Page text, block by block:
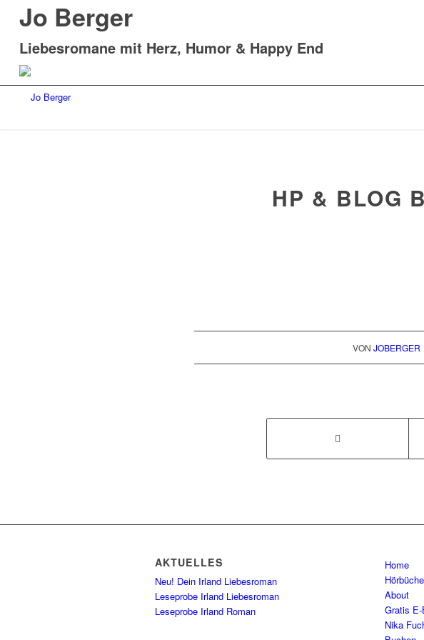
Jo Berger
Liebesromane mit Herz, Humor & Happy End
HP & BLOG
VON JOBERGER
AKTUELLES
Neu! Dein Irland Liebesroman
Leseprobe Irland Liebesroman
Leseprobe Irland Roman
Home
About
Gratis
Nika